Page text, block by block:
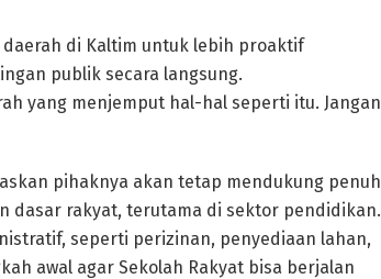
di Kaltim untuk lebih proaktif
publik secara langsung.
yang menjemput hal-hal seperti itu. Jangan
pihaknya akan tetap mendukung penuh
dasar rakyat, terutama di sektor pendidikan.
seperti perizinan, penyediaan lahan,
awal agar Sekolah Rakyat bisa berjalan